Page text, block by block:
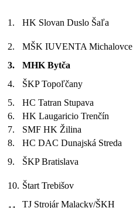
1. HK Slovan Duslo Šaľa
2.
MŠK IUVENTA Michalovce
3.
MHK Bytča
4.
ŠKP Topoľčany
5.
HC Tatran Stupava
6.
HK Laugaricio Trenčín
7.
SMF HK Žilina
8.
HC DAC Dunajská Streda
9.
ŠKP Bratislava
10. Štart Trebišov
TJ Strojár Malacky/ŠKH